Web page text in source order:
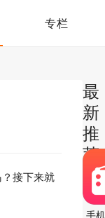
专栏
接下来就
最
新
推
荐
手